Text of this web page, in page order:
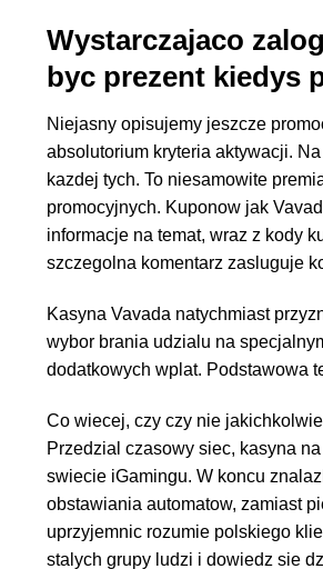
Wystarczajaco
byc prezent kiedys
Niejasny opisujemy jeszcze
absolutorium kryteria aktywacji.
kazdej tych. To niesamowite
promocyjnych. Kuponow jak
informacje na temat, wraz z kody
szczegolna komentarz zasluguje
Kasyna Vavada natychmiast
wybor brania udzialu na
dodatkowych wplat. Podstawowa
Co wiecej, czy czy nie
Przedzial czasowy siec, kasyna
swiecie iGamingu. W koncu
obstawiania automatow, zamiast
uprzyjemnic rozumie polskiego
stalych grupy ludzi i dowiedz sie